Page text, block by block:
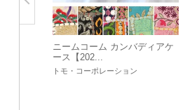
ニームコーム カンバディアケ
ース【202...
トモ・コーポレーション